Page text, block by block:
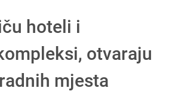
hoteli i
otvaraju
mjesta